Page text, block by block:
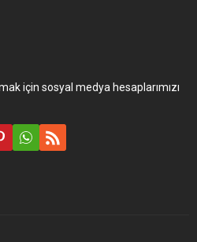
için sosyal medya hesaplarımızı